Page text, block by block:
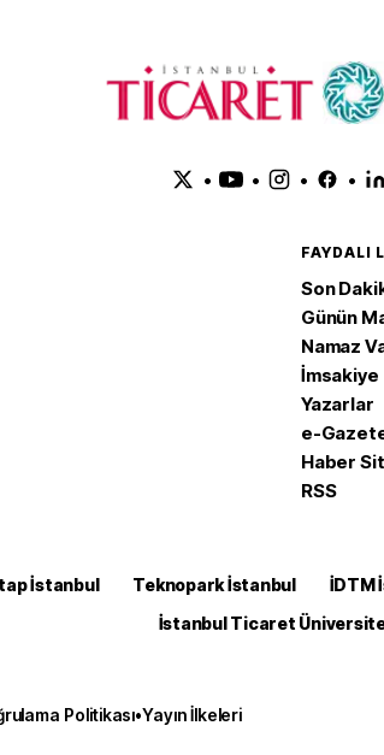
• • • •
FAYDALI
Son
Günün
Namaz
İmsakiye
Yazarlar
e-
Haber
RSS
İstanbul Teknopark İstanbul İDTM
İstanbul Ticaret
Politikası•Yayın İlkeleri